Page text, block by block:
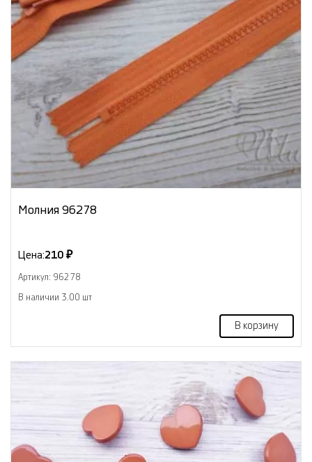
Молния 96278
Цена:210 ₽
Артикул: 96278
В наличии 3.00 шт
В корзину